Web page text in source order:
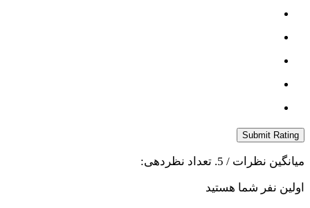
Submit Rating
میانگین نظرات / 5. تعداد نظردهی:
اولین نفر شما هستید